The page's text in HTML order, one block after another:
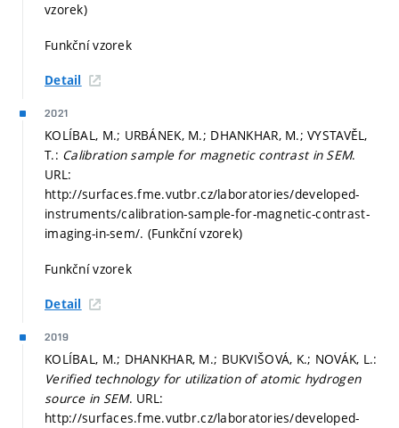
vzorek)
Funkční vzorek
Detail
2021
KOLÍBAL, M.; URBÁNEK, M.; DHANKHAR, M.; VYSTAVĚL,
T.: Calibration sample for magnetic contrast in SEM.
URL:
http://surfaces.fme.vutbr.cz/laboratories/developed-
instruments/calibration-sample-for-magnetic-contrast-
imaging-in-sem/. (Funkční vzorek)
Funkční vzorek
Detail
2019
KOLÍBAL, M.; DHANKHAR, M.; BUKVIŠOVÁ, K.; NOVÁK, L.:
Verified technology for utilization of atomic hydrogen
source in SEM. URL:
http://surfaces.fme.vutbr.cz/laboratories/developed-